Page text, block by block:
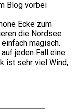
Blog vorbei
Ecke zum
die Nordsee
magisch.
jeden Fall eine
ist sehr viel Wind,